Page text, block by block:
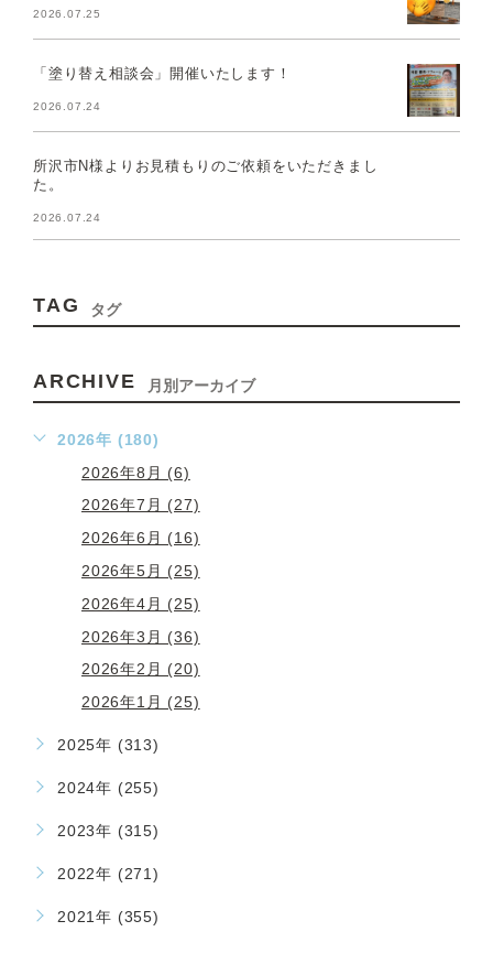
2026.07.25
「塗り替え相談会」開催いたします！
2026.07.24
所沢市N様よりお見積もりのご依頼をいただきまし
た。
2026.07.24
TAG タグ
ARCHIVE 月別アーカイブ
2026年 (180)
2026年8月 (6)
2026年7月 (27)
2026年6月 (16)
2026年5月 (25)
2026年4月 (25)
2026年3月 (36)
2026年2月 (20)
2026年1月 (25)
2025年 (313)
2024年 (255)
2023年 (315)
2022年 (271)
2021年 (355)